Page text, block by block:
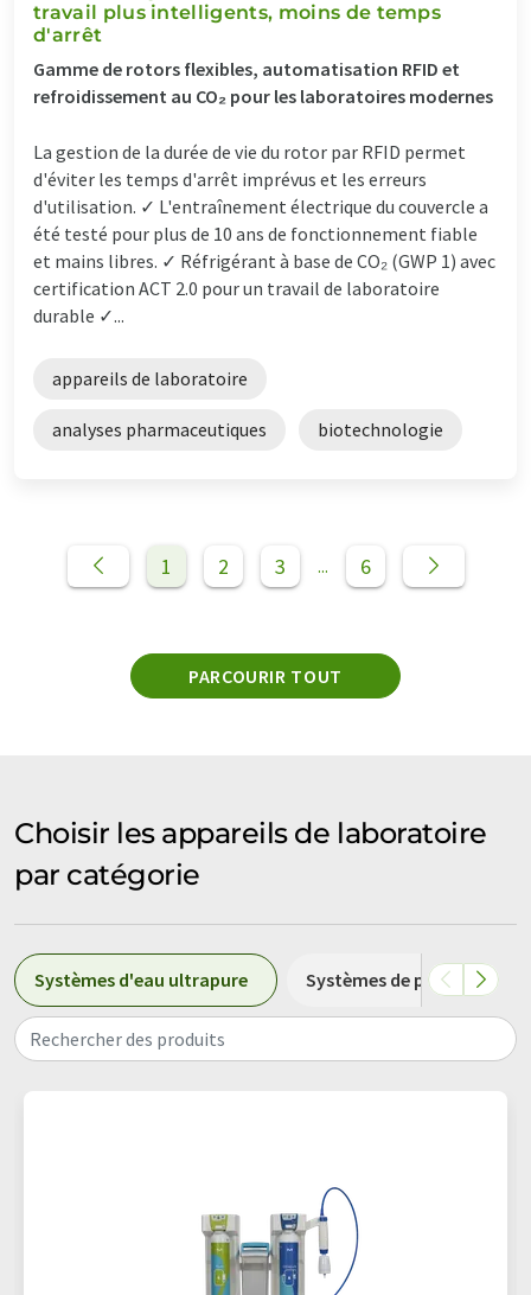
travail plus intelligents, moins de temps
d'arrêt
Gamme de rotors flexibles, automatisation RFID et
refroidissement au CO₂ pour les laboratoires modernes
La gestion de la durée de vie du rotor par RFID permet
d'éviter les temps d'arrêt imprévus et les erreurs
d'utilisation. ✓ L'entraînement électrique du couvercle a
été testé pour plus de 10 ans de fonctionnement fiable
et mains libres. ✓ Réfrigérant à base de CO₂ (GWP 1) avec
certification ACT 2.0 pour un travail de laboratoire
durable ✓...
appareils de laboratoire
analyses pharmaceutiques biotechnologie
1 2 3 ... 6
PARCOURIR TOUT
Choisir les appareils de laboratoire
par catégorie
Systèmes d'eau ultrapure Systèmes de purification
Rechercher des produits